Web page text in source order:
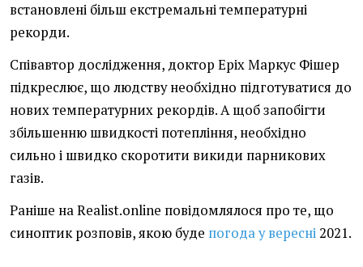
встановлені більш екстремальні температурні
рекорди.
Співавтор дослідження, доктор Еріх Маркус Фішер
підкреслює, що людству необхідно підготуватися до
нових температурних рекордів. А щоб запобігти
збільшенню швидкості потепління, необхідно
сильно і швидко скоротити викиди парникових
газів.
Раніше на Realist.online повідомлялося про те, що
синоптик розповів, якою буде погода у вересні 2021.